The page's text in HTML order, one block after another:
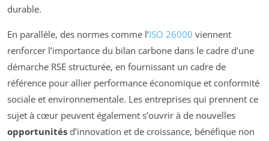
durable.
En parallèle, des normes comme l’ISO 26000 viennent
renforcer l’importance du bilan carbone dans le cadre d’une
démarche RSE structurée, en fournissant un cadre de
référence pour allier performance économique et conformité
sociale et environnementale. Les entreprises qui prennent ce
sujet à cœur peuvent également s’ouvrir à de nouvelles
opportunités d’innovation et de croissance, bénéfique non